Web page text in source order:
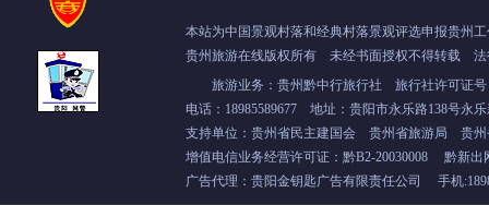
本站为中国景观村落和经典村落景观评选申报贵州
贵州旅游在线版权所有 未经书面授权不得转载
旅游业务：贵州黔中行旅行社 旅行社许可证
电话：18985589677 地址：贵阳市永乐路138号永
支持单位： 贵州省民主建国会 贵州省旅游局 贵
增值电信业务经营许可证： 黔B2-20030008
黔新出
广告代理：贵阳金钥匙广告有限责任公司 手机